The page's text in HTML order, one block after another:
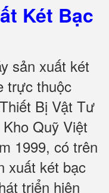
Két Bạc
sản xuất két
trực thuộc
Bị Vật Tư
Quỹ Việt
1999, có trên
xuất két bạc
triển hiện